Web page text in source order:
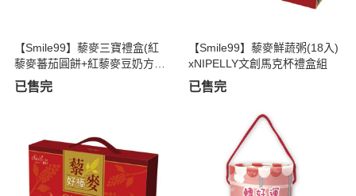
【Smile99】藜麥三寶禮盒(紅
藜麥蕃茄圓餅+紅藜麥豆奶方餅
+紅藜麥豆奶酥堅果原味)
已售完
【Smile99】藜麥鮮蔬粥(18入)
xNIPELLY文創馬克杯禮盒組
已售完